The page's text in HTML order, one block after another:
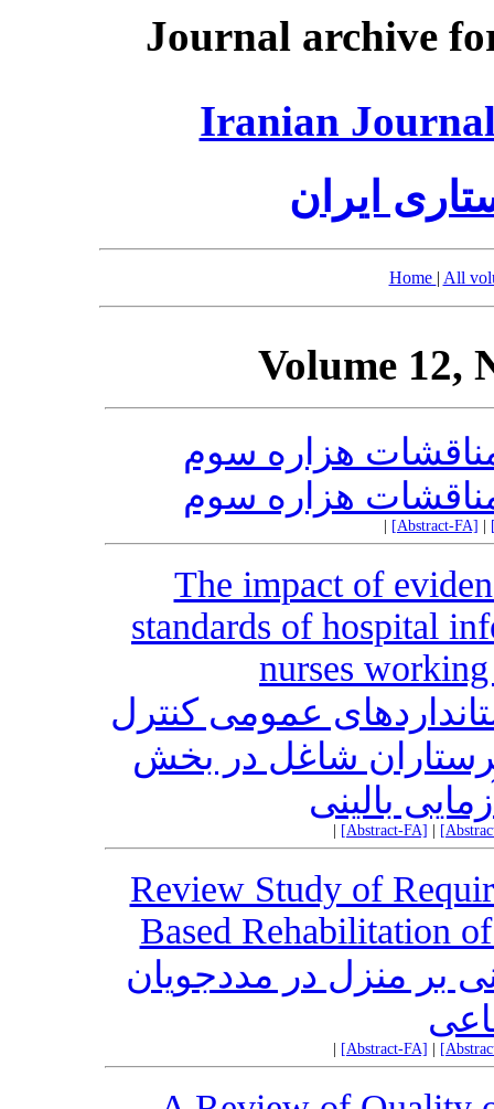
Journal archive
Iranian
ایران
Home | All
Volume 12,
هزاره سوم
هزاره سوم
[Abstract-FA]
The impact of
standards of hospital
nurses
عمومی کنترل
شاغل در بخش
بالینی
[Abstract-FA]
Review Study of
Based Rehabilitation
بر منزل در مددجویان
[Abstract-FA]